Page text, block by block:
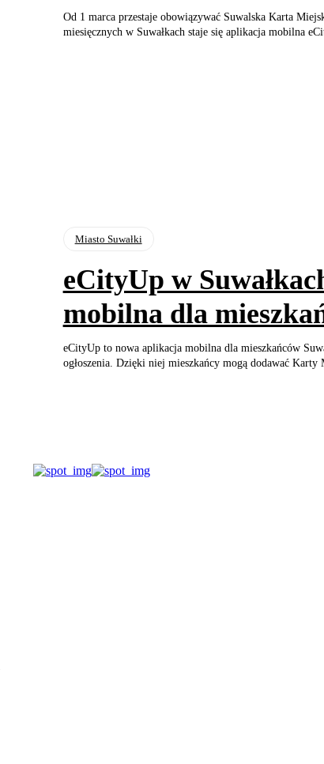
Od 1 marca przestaje obowiązywać Suwalska Karta
miesięcznych w Suwałkach staje się aplikacja mobilna
Miasto Suwałki
eCityUp w
mobilna dla
eCityUp to nowa aplikacja mobilna dla mieszkańców
ogłoszenia. Dzięki niej mieszkańcy mogą dodawać Karty